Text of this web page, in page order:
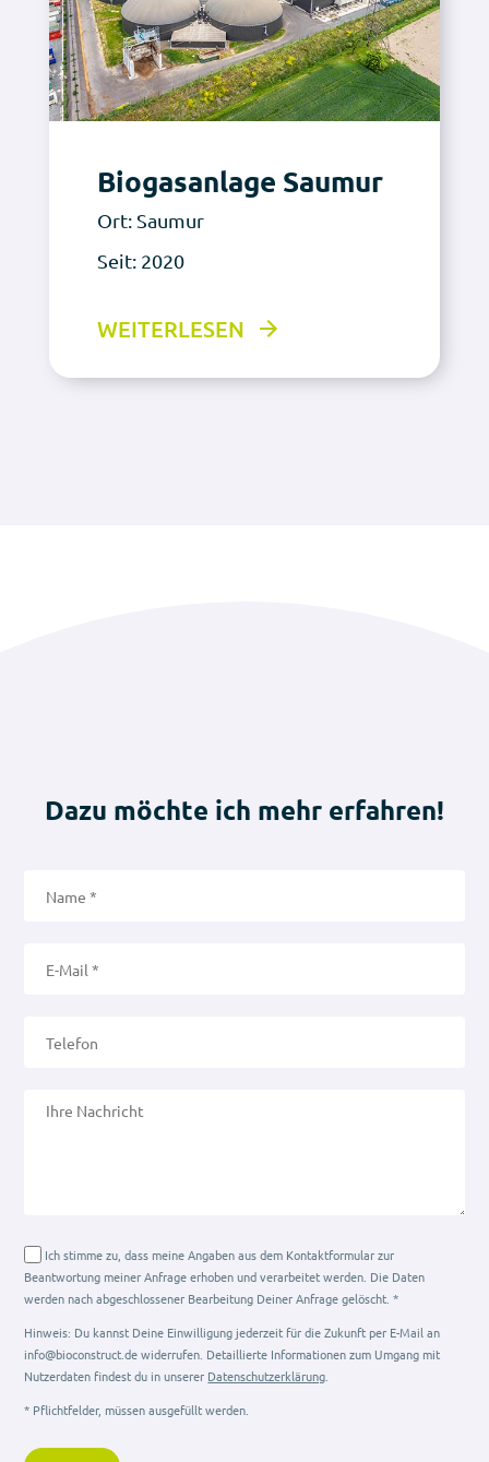
Biogasanlage Saumur
Ort: Saumur
Seit: 2020
WEITERLESEN
Dazu möchte ich mehr erfahren!
Ich stimme zu, dass meine Angaben aus dem Kontaktformular zur
Beantwortung meiner Anfrage erhoben und verarbeitet werden. Die Daten
werden nach abgeschlossener Bearbeitung Deiner Anfrage gelöscht. *
Hinweis: Du kannst Deine Einwilligung jederzeit für die Zukunft per E-Mail an
info@bioconstruct.de widerrufen. Detaillierte Informationen zum Umgang mit
Nutzerdaten findest du in unserer Datenschutzerklärung
* Pflichtfelder, müssen ausgefüllt werden.